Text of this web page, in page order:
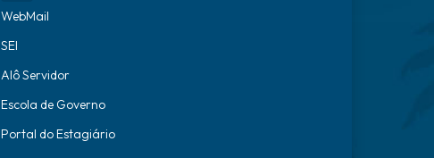
WebMail
SEI
Alô Servidor
Escola de Governo
Portal do Estagiário